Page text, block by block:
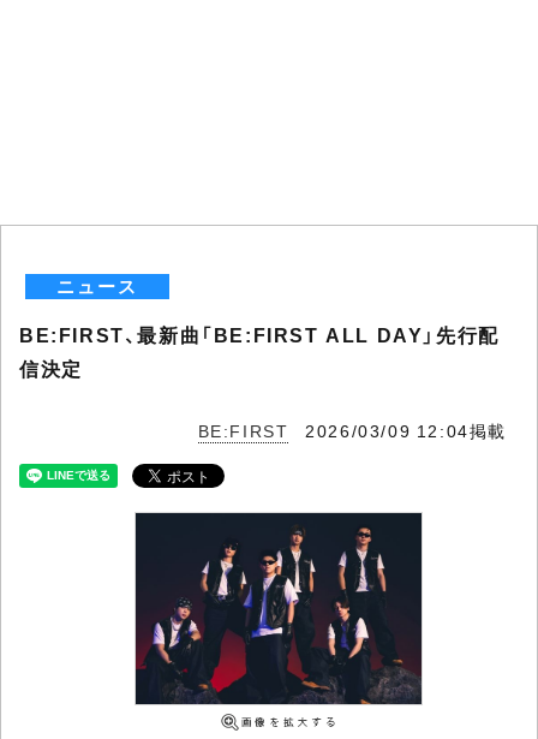
ニュース
BE:FIRST、最新曲「BE:FIRST ALL DAY」先行配
信決定
BE:FIRST 2026/03/09 12:04掲載